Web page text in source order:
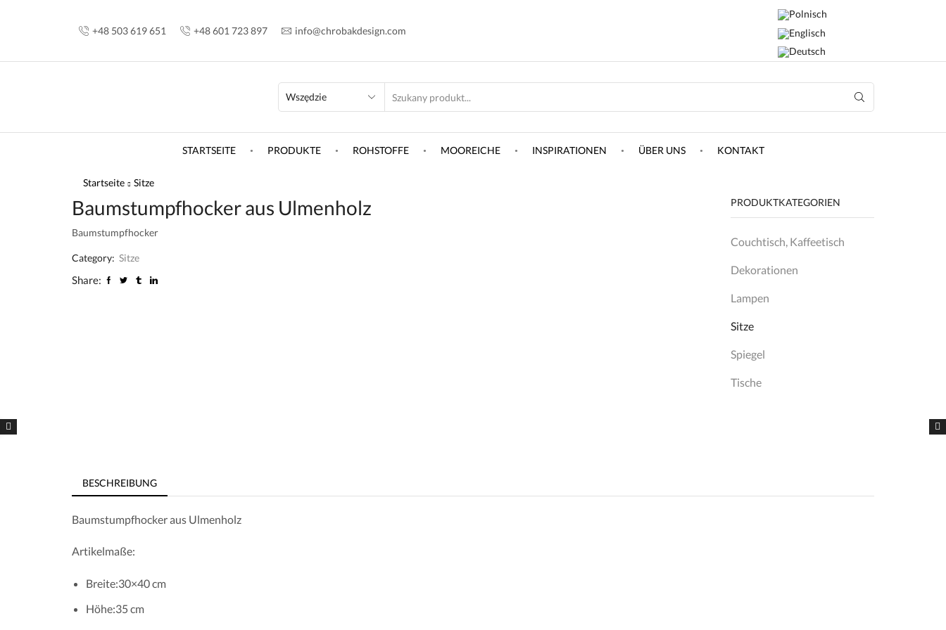
+48 503 619 651 +48 601 723 897 info@chrobakdesign.com
STARTSEITE PRODUKTE ROHSTOFFE MOOREICHE INSPIRATIONEN ÜBER UNS KONTAKT
Startseite Sitze
Baumstumpfhocker aus Ulmenholz
Baumstumpfhocker
Category: Sitze
Share:
PRODUKTKATEGORIEN
Couchtisch, Kaffeetisch
Dekorationen
Lampen
Sitze
Spiegel
Tische
BESCHREIBUNG
Baumstumpfhocker aus Ulmenholz
Artikelmaße:
Breite:30×40 cm
Höhe:35 cm